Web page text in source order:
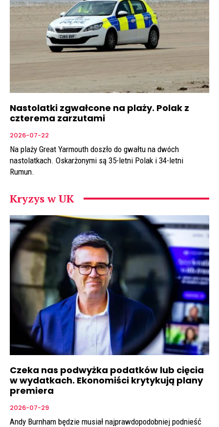
Nastolatki zgwałcone na plaży. Polak z
czterema zarzutami
2026-07-22
Na plaży Great Yarmouth doszło do gwałtu na dwóch
nastolatkach. Oskarżonymi są 35-letni Polak i 34-letni
Rumun.
Kryzys w UK
Czeka nas podwyżka podatków lub cięcia
w wydatkach. Ekonomiści krytykują plany
premiera
2026-07-29
Andy Burnham będzie musiał najprawdopodobniej podnieść